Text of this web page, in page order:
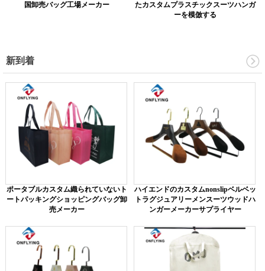
国卸売バッグ工場メーカー
たカスタムプラスチックスーツハンガ
ーを模倣する
新到着
ポータブルカスタム織られていないト
ートパッキングショッピングバッグ卸
売メーカー
ハイエンドのカスタムnonslipベルベッ
トラグジュアリーメンスーツウッドハ
ンガーメーカーサプライヤー